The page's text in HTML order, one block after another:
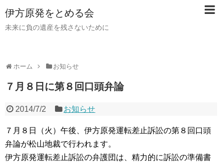
伊方原発をとめる会
未来に負の遺産を残さないために
ホーム お知らせ
７月８日に第８回口頭弁論
2014/7/2 お知らせ
７月８日（火）午後、伊方原発運転差止訴訟の第８回口頭
弁論が松山地裁で行われます。
伊方原発運転差止訴訟の弁護団は、精力的に訴訟の準備書